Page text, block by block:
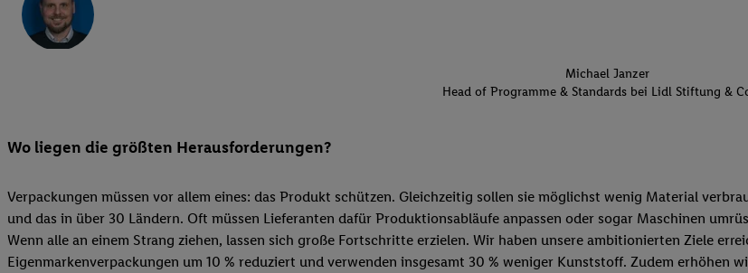
Michael Janzer
Head of Programme & Standards bei Lidl Stiftung &
Wo liegen die größten Herausforderungen?
Verpackungen müssen vor allem eines: das Produkt schützen. Gleichzeitig sollen sie möglichst wenig Material
und das in über 30 Ländern. Oft müssen Lieferanten dafür Produktionsabläufe anpassen oder sogar Maschinen
Wenn alle an einem Strang ziehen, lassen sich große Fortschritte erzielen. Wir haben unsere ambitionierten Ziele
Eigenmarkenverpackungen um 10 % reduziert und verwenden insgesamt 30 % weniger Kunststoff. Zudem erhöhen